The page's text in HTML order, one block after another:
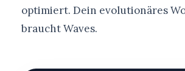
optimiert. Dein evolutionäres
braucht Waves.